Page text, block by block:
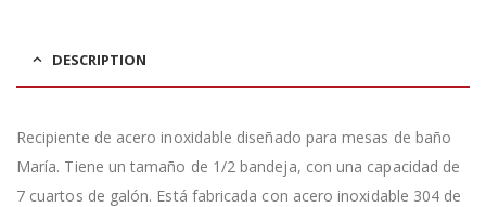
DESCRIPTION
Recipiente de acero inoxidable diseñado para mesas de baño
María. Tiene un tamaño de 1/2 bandeja, con una capacidad de
7 cuartos de galón. Está fabricada con acero inoxidable 304 de